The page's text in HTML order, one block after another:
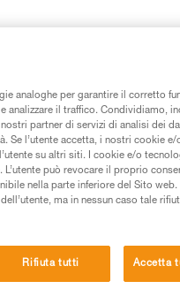
analoghe per garantire il corretto
analizzare il traffico. Condividiamo,
partner di servizi di analisi dei
Se l’utente accetta, i nostri cookie
su altri siti. I cookie e/o
può revocare il proprio
nella parte inferiore del Sito
ma in nessun caso tale
Rifiuta tutti Accetta